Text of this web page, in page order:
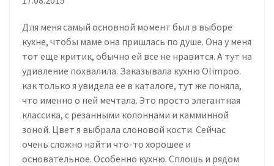
Для меня самый основной момент был в выборе
кухне, чтобы маме она пришлась по душе. Она у меня
тот еще критик, обычно ей все не нравится. А тут на
удивление похвалила. Заказывала кухню Olimpoo.
как только я увидела ее в каталоге, тут же поняла,
что именно о ней мечтала. Это просто элегантная
классика, с резанными колоннами и камминной
зоной. Цвет я выбрала слоновой кости. Сейчас
очень сложно найти что-то хорошее и
основательное. Особенно кухню. Сплошь и рядом